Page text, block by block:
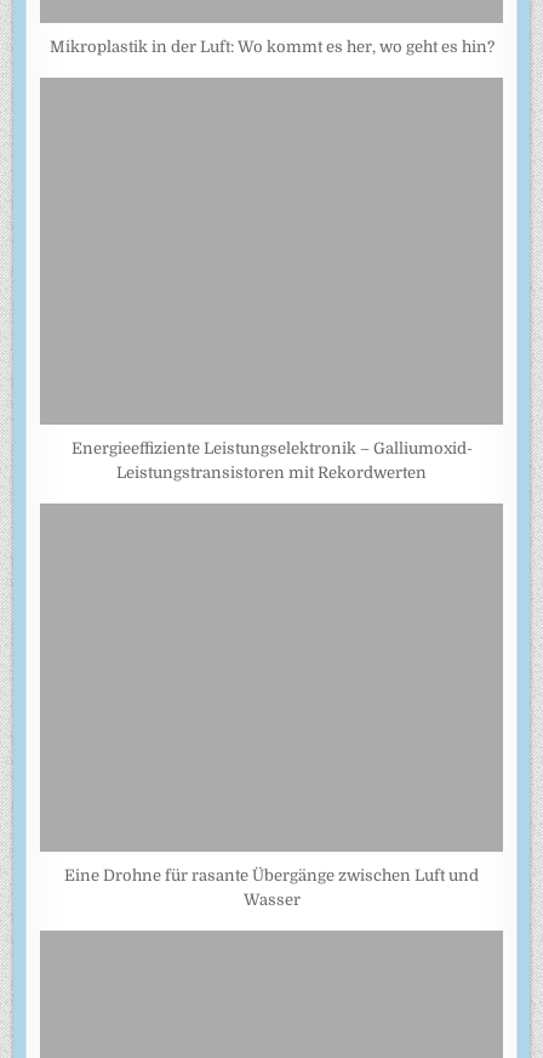
Mikroplastik in der Luft: Wo kommt es her, wo geht es hin?
Energieeffiziente Leistungselektronik – Galliumoxid-
Leistungstransistoren mit Rekordwerten
Eine Drohne für rasante Übergänge zwischen Luft und
Wasser